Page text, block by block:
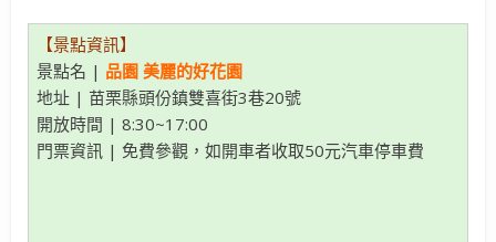
【景點資訊】
景點名 | 品園 美麗的好花園
地址 | 苗栗縣頭份鎮雙喜街3巷20號
開放時間 | 8:30~17:00
門票資訊 | 免費參觀，如開車者收取50元汽車停車費